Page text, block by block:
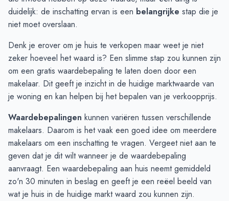
December € 1.605.780
€ 1.609.573
Januari
€ 1.308.027
Maart
€ 1.062.250 € 1.222.000
April
€ 1.153.868
€ 1.205.357
Mei
€ 1.301.327
€ 1.141.105
Juni
€ 1.300.000 € 953.013
duidelijk: de inschatting ervan is een belangrijke stap die je
niet moet overslaan.
Denk je erover om je huis te verkopen maar weet je niet
zeker hoeveel het waard is? Een slimme stap zou kunnen zijn
om een gratis waardebepaling te laten doen door een
makelaar. Dit geeft je inzicht in de huidige marktwaarde van
je woning en kan helpen bij het bepalen van je verkoopprijs.
Waardebepalingen kunnen variëren tussen verschillende
makelaars. Daarom is het vaak een goed idee om meerdere
makelaars om een inschatting te vragen. Vergeet niet aan te
geven dat je dit wilt wanneer je de waardebepaling
aanvraagt. Een waardebepaling aan huis neemt gemiddeld
zo'n 30 minuten in beslag en geeft je een reëel beeld van
wat je huis in de huidige markt waard zou kunnen zijn.